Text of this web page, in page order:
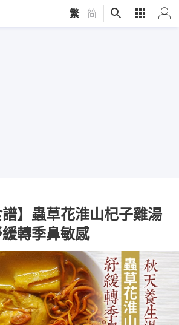
繁 简
譜】蟲草花淮山杞子雞湯
轉季鼻敏感